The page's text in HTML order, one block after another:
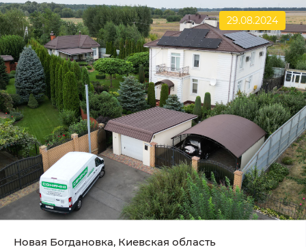
29.08.2024
Новая Богдановка, Киевская область